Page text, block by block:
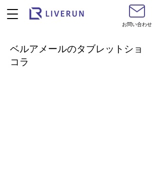
お問い合わせ
ベルアメールのタブレットショ
コラ